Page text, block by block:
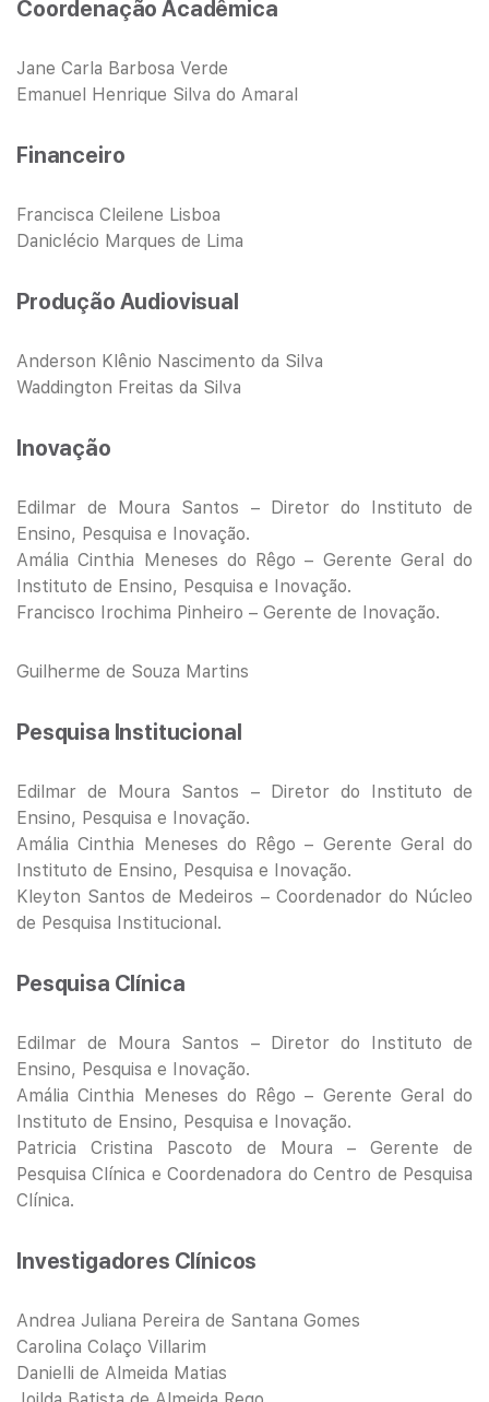
Coordenação Acadêmica
Jane Carla Barbosa Verde
Emanuel Henrique Silva do Amaral
Financeiro
Francisca Cleilene Lisboa
Daniclécio Marques de Lima
Produção Audiovisual
Anderson Klênio Nascimento da Silva
Waddington Freitas da Silva
Inovação
Edilmar de Moura Santos – Diretor do Instituto de
Ensino, Pesquisa e Inovação.
Amália Cinthia Meneses do Rêgo – Gerente Geral do
Instituto de Ensino, Pesquisa e Inovação.
Francisco Irochima Pinheiro – Gerente de Inovação.
Guilherme de Souza Martins
Pesquisa Institucional
Edilmar de Moura Santos – Diretor do Instituto de
Ensino, Pesquisa e Inovação.
Amália Cinthia Meneses do Rêgo – Gerente Geral do
Instituto de Ensino, Pesquisa e Inovação.
Kleyton Santos de Medeiros – Coordenador do Núcleo
de Pesquisa Institucional.
Pesquisa Clínica
Edilmar de Moura Santos – Diretor do Instituto de
Ensino, Pesquisa e Inovação.
Amália Cinthia Meneses do Rêgo – Gerente Geral do
Instituto de Ensino, Pesquisa e Inovação.
Patricia Cristina Pascoto de Moura – Gerente de
Pesquisa Clínica e Coordenadora do Centro de Pesquisa
Clínica.
Investigadores Clínicos
Andrea Juliana Pereira de Santana Gomes
Carolina Colaço Villarim
Danielli de Almeida Matias